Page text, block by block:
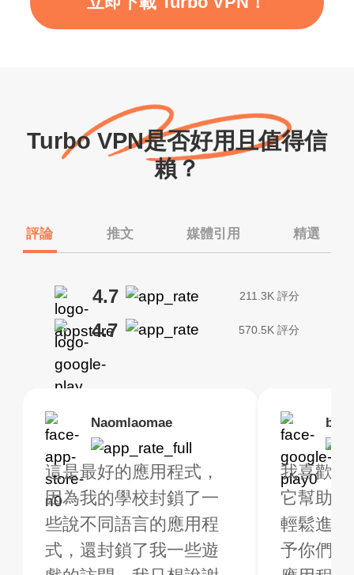
Turbo VPN是否好用且值得信
賴？
評論 推文 媒體引用 精選
4.7 211.3K 評分
4.7 570.5K 評分
Naomlaomae
這是最好的應用程式，
因為我的學校封鎖了一
些說不同語言的應用程
式，還封鎖了我一些遊
我喜歡
它幫助
輕鬆進
予你們
Kirtisha Samant
最好的免費 VPN。我不
是常規 VPN 用戶，但當
我旅行時，我確實需要
一個不僅免費（因為我
我已經
大約2週
是一個
用程式
Brias
VPN 真的很棒！
多免費的地點可供
。我購買了高級版
得額外的福利，非
Foutrrrrrr
強烈推薦，因為我
線快速穩定。